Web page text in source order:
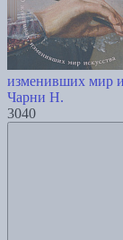
изменивших мир
Чарни Н.
3040